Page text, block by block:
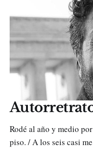
Rodé al año y medio
piso. / A los seis casi